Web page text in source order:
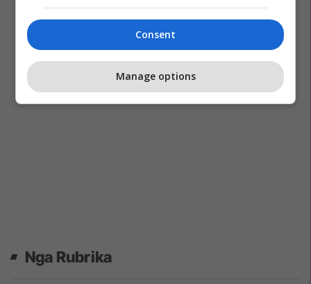
Nga Rubrika
Consent
Manage options